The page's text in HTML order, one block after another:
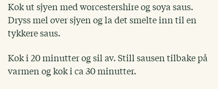
Kok ut sjyen med worcestershire og soya saus.
Dryss mel over sjyen og la det smelte inn til en
tykkere saus.
Kok i 20 minutter og sil av. Still sausen tilbake på
varmen og kok i ca 30 minutter.